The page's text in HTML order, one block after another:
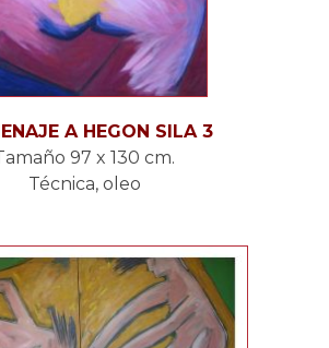
A HEGON SILA 3
97 x 130 cm.
Técnica, oleo